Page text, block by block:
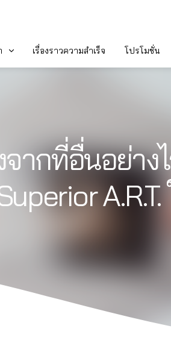
เรื่องราวความสำเร็จ โปรโมชั่น
ากที่อื่นอย่าง